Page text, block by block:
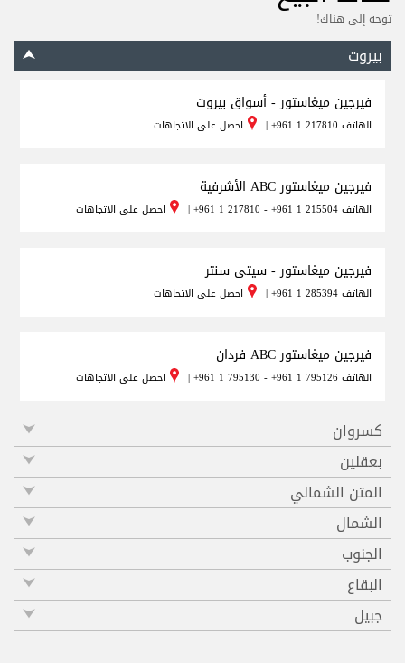
توجه إلى هناك!
بيروت
فيرجين ميغاستور - أسواق بيروت
الهاتف +961 1 217810
| احصل على الاتجاهات
فيرجين ميغاستور ABC الأشرفية
الهاتف+961 1 217810 - +961 1 215504
| احصل على الاتجاهات
فيرجين ميغاستور - سيتي سنتر
الهاتف+961 1 285394
| احصل على الاتجاهات
فيرجين ميغاستور ABC فردان
الهاتف+961 1 795130 - +961 1 795126
| احصل على الاتجاهات
كسروان
بعقلين
المتن الشمالي
الشمال
الجنوب
البقاع
جبيل